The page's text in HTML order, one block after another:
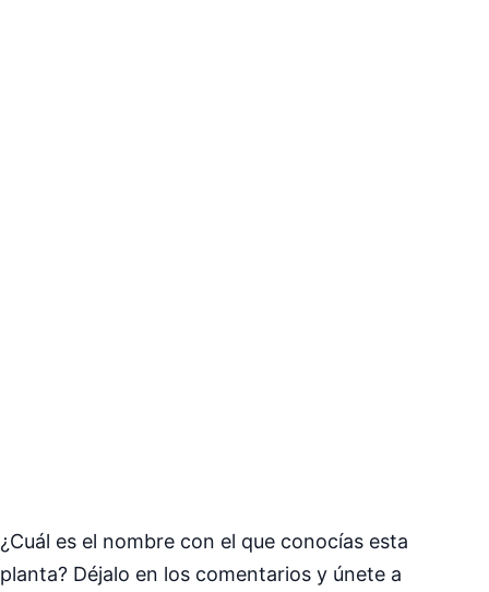
¿Cuál es el nombre con el que conocías esta
planta? Déjalo en los comentarios y únete a